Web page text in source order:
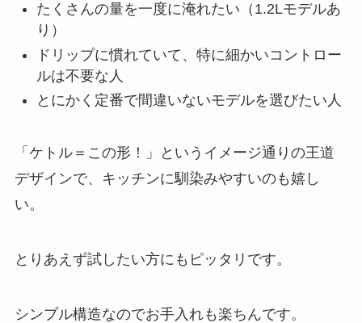
たくさんの量を一度に淹れたい（1.2Lモデルあ
り）
ドリップに慣れていて、特に細かいコントロー
ルは不要な人
とにかく定番で間違いないモデルを選びたい人
「ケトル＝この形！」というイメージ通りの王道
デザインで、キッチンに馴染みやすいのも嬉し
い。
とりあえず試したい方にもピッタリです。
シンプル構造なのでお手入れも楽ちんです。